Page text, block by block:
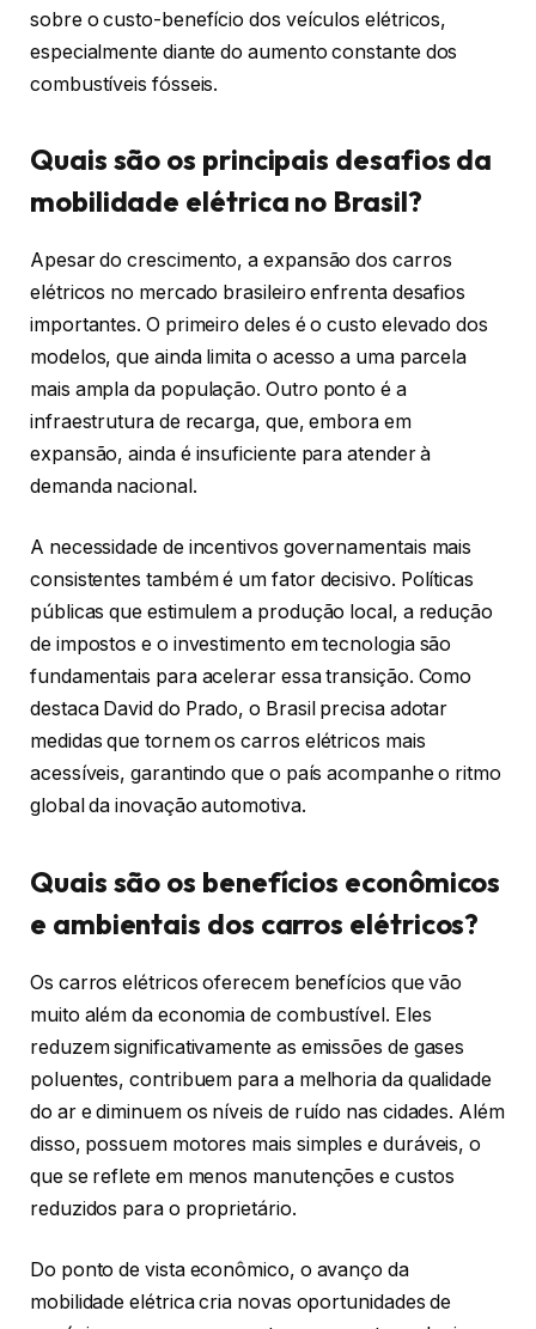
sobre o custo-benefício dos veículos elétricos,
especialmente diante do aumento constante dos
combustíveis fósseis.
Quais são os principais desafios da
mobilidade elétrica no Brasil?
Apesar do crescimento, a expansão dos carros
elétricos no mercado brasileiro enfrenta desafios
importantes. O primeiro deles é o custo elevado dos
modelos, que ainda limita o acesso a uma parcela
mais ampla da população. Outro ponto é a
infraestrutura de recarga, que, embora em
expansão, ainda é insuficiente para atender à
demanda nacional.
A necessidade de incentivos governamentais mais
consistentes também é um fator decisivo. Políticas
públicas que estimulem a produção local, a redução
de impostos e o investimento em tecnologia são
fundamentais para acelerar essa transição. Como
destaca David do Prado, o Brasil precisa adotar
medidas que tornem os carros elétricos mais
acessíveis, garantindo que o país acompanhe o ritmo
global da inovação automotiva.
Quais são os benefícios econômicos
e ambientais dos carros elétricos?
Os carros elétricos oferecem benefícios que vão
muito além da economia de combustível. Eles
reduzem significativamente as emissões de gases
poluentes, contribuem para a melhoria da qualidade
do ar e diminuem os níveis de ruído nas cidades. Além
disso, possuem motores mais simples e duráveis, o
que se reflete em menos manutenções e custos
reduzidos para o proprietário.
Do ponto de vista econômico, o avanço da
mobilidade elétrica cria novas oportunidades de